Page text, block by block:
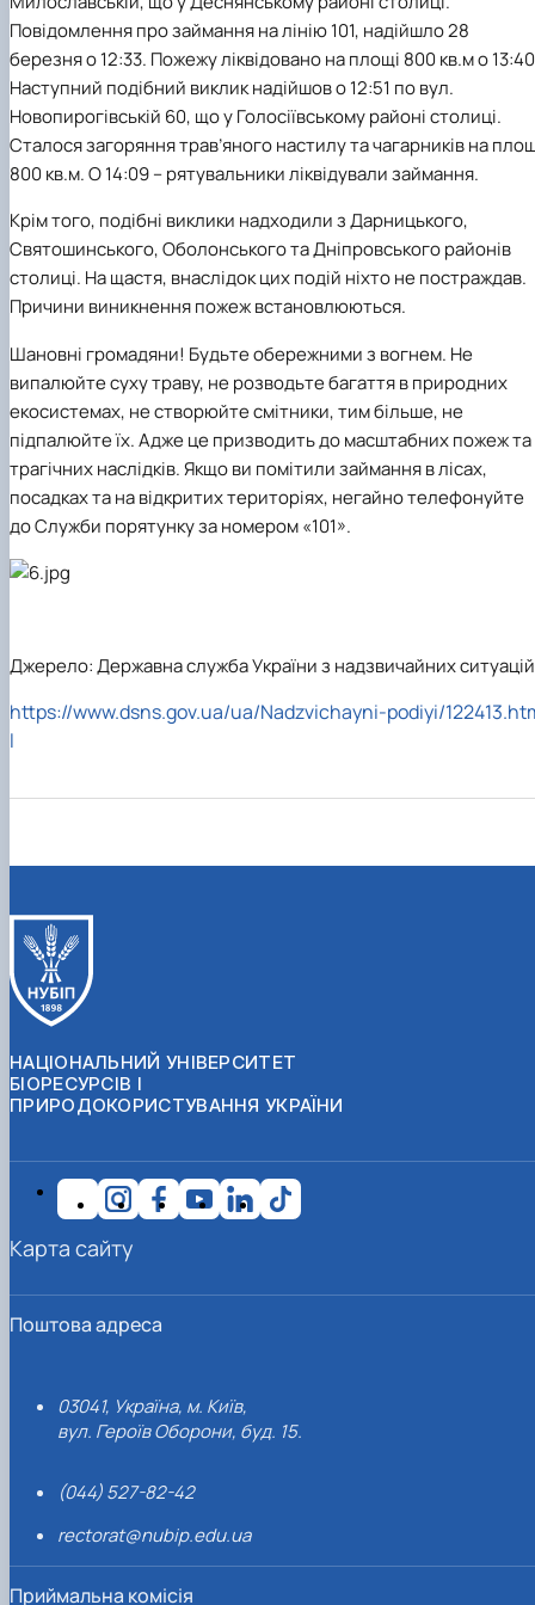
Іноземні мови
Працевлаштування
Їдальні та буфети
Студентські квитки
Центр вивчення мов
Психологічна підтримка
Інклюзивне середовище
Рада молодих вчених
Наукові школи
Стартап школа НУБіП України
Методичні рекомендації, пам'ятки
Форми документів
Патентно-ліцензійна діяльність
ЦКНО «Агропромисловий комплекс, лісове і
садово-паркове господарство, ветеринарна
медицина»
Обладнання НУБіП України
Біоетична комісія
Наукові видання
Досліднику та автору
Звіт про проведення НТЗ
Наукові журнали НУБіП України
Наукові журнали НУБіП України (English)
Пам'ятка про проведення науково-
заходів
Порядок планування та організації
проведення НТЗ
Результати науково-технічних заходів
Монографії
Наука для бізнесу
Каталог наукових послуг
«SEB-2024»
«SEB-2025»
Наглядова рада
Рада роботодавців
Благодійний фонд «Голосіївська ініціатива
2020»
Історія університету
Видатні випускники та працівники
Звіт ректора
Пам'яті захисників України
Почесні доктори і професори НУБіП України
Пресслужба
Університетський кур'єр
Програма розвитку університету
ініціатива – 2025»
Доступ до публічної інформації
Державні закупівлі
Офіційна символіка
Антикорупційні заходи
Уповноважена особа з питань запобігання
виявлення корупції
Положення про антикорупційного
Національні нормативно-правові акти
Нормативно-правові акти НУБіП України
Інформаційні ресурси НАЗК
Методичні роз’яснення НАЗК
Антикорупційні заходи
Гендерна радниця
Контактна інформація
Повідомлення про займання на лінію 101, надійшло 28
березня о 12:33. Пожежу ліквідовано на площі 800 кв.м о
Наступний подібний виклик надійшов о 12:51 по вул.
Новопирогівській 60, що у Голосіївському районі столиці.
Сталося загоряння трав’яного настилу та чагарників на
800 кв.м. О 14:09 – рятувальники ліквідували займання.
Крім того, подібні виклики надходили з Дарницького,
Святошинського, Оболонського та Дніпровського районів
столиці. На щастя, внаслідок цих подій ніхто не постраждав.
Причини виникнення пожеж встановлюються.
Шановні громадяни! Будьте обережними з вогнем. Не
випалюйте суху траву, не розводьте багаття в природних
екосистемах, не створюйте смітники, тим більше, не
підпалюйте їх. Адже це призводить до масштабних пожеж та
трагічних наслідків. Якщо ви помітили займання в лісах,
посадках та на відкритих територіях, негайно телефонуйте
до Служби порятунку за номером «101».
Джерело: Державна служба України з надзвичайних
https://www.dsns.gov.ua/ua/Nadzvichayni-podiyi/
l
НАЦІОНАЛЬНИЙ УНІВЕРСИТЕТ
БІОРЕСУРСІВ І
ПРИРОДОКОРИСТУВАННЯ УКРАЇНИ
Поштова адреса
03041, Україна, м. Київ,
вул. Героїв Оборони, буд. 15.
(044) 527-82-42
rectorat@nubip.edu.ua
Приймальна комісія
Карта сайту